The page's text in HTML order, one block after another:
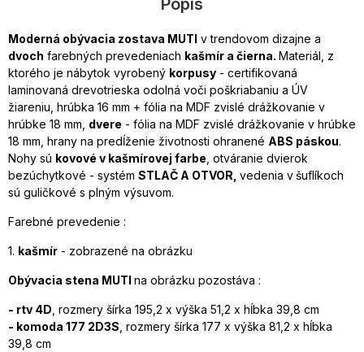
Popis
Moderná obývacia zostava MUTI v trendovom dizajne a
dvoch farebných prevedeniach kašmír a čierna. Materiál, z
ktorého je nábytok vyrobený korpusy - certifikovaná
laminovaná drevotrieska odolná voči poškriabaniu a ÚV
žiareniu, hrúbka 16 mm + fólia na MDF zvislé drážkovanie v
hrúbke 18 mm, dvere - fólia na MDF zvislé drážkovanie v hrúbke
18 mm, hrany na predĺženie životnosti ohranené ABS páskou.
Nohy sú kovové v kašmírovej farbe , otváranie dvierok
bezúchytkové - systém STLAČ A OTVOR, vedenia v šuflíkoch
sú guličkové s plným výsuvom.
Farebné prevedenie :
1. kašmír - zobrazené na obrázku
Obývacia stena MUTI na obrázku pozostáva :
- rtv 4D , rozmery šírka 195,2 x výška 51,2 x hĺbka 39,8 cm
- komoda 177 2D3S , rozmery šírka 177 x výška 81,2 x hĺbka
39,8 cm